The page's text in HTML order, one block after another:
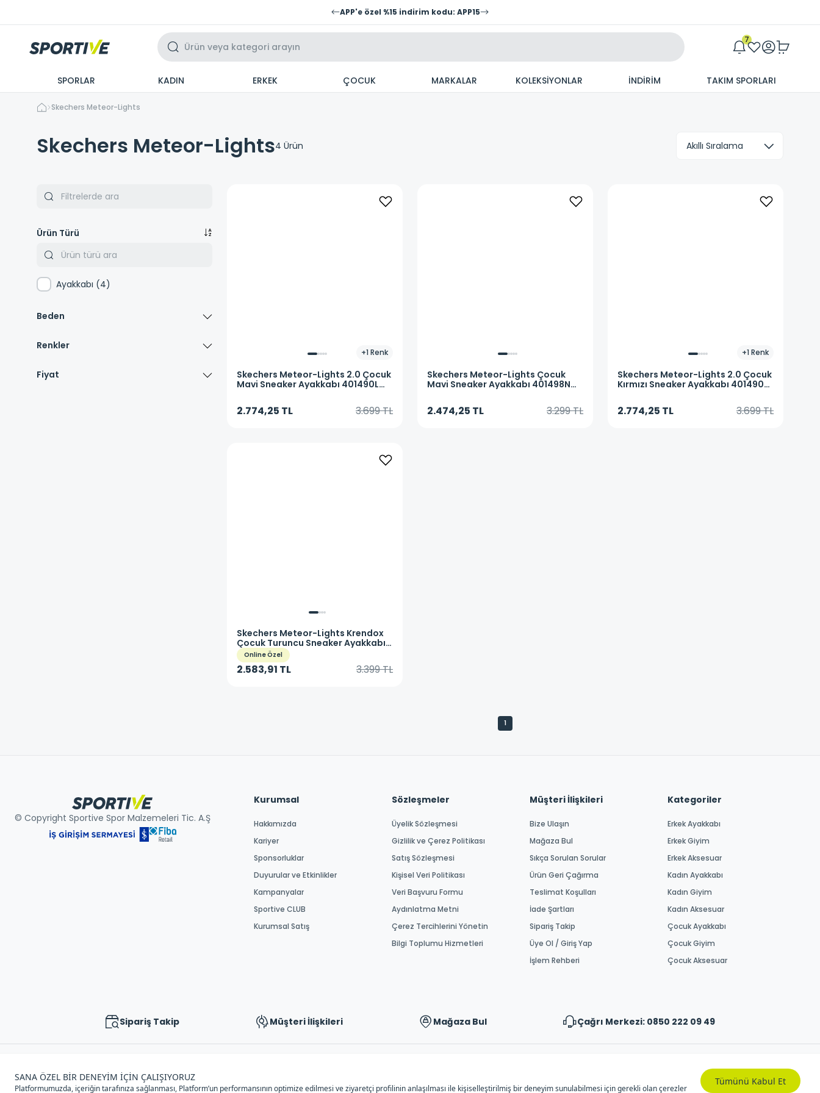
APP'e özel %15 indirim kodu: APP15
7
SPORLAR KADIN ERKEK ÇOCUK MARKALAR KOLEKSİYONLAR İNDİRİM TAKIM SPORLARI
Skechers Meteor-Lights
Skechers Meteor-Lights4 Ürün
Ürün Türü
Ayakkabı (4)
Beden
Renkler
Fiyat
+1 Renk
Skechers Meteor-Lights 2.0 Çocuk
Mavi Sneaker Ayakkabı 401490L
2.774,25 TL 3.699 TL
Skechers Meteor-Lights Çocuk
Mavi Sneaker Ayakkabı 401498N
2.474,25 TL 3.299 TL
+1 Renk
Skechers Meteor-Lights 2.0 Çocuk
Kırmızı Sneaker Ayakkabı 401490L
2.774,25 TL 3.699 TL
Skechers Meteor-Lights Krendox
Çocuk Turuncu Sneaker Ayakkabı
401495L NVOR
Online Özel
2.583,91 TL 3.399 TL
1
© Copyright Sportive Spor Malzemeleri Tic. A.Ş
Kurumsal
Hakkımızda
Kariyer
Sponsorluklar
Duyurular ve Etkinlikler
Kampanyalar
Sportive CLUB
Kurumsal Satış
Sözleşmeler
Üyelik Sözleşmesi
Gizlilik ve Çerez Politikası
Satış Sözleşmesi
Kişisel Veri Politikası
Veri Başvuru Formu
Aydınlatma Metni
Çerez Tercihlerini Yönetin
Bilgi Toplumu Hizmetleri
Müşteri İlişkileri
Bize Ulaşın
Mağaza Bul
Sıkça Sorulan Sorular
Ürün Geri Çağırma
Teslimat Koşulları
İade Şartları
Sipariş Takip
Üye Ol / Giriş Yap
İşlem Rehberi
Kategoriler
Erkek Ayakkabı
Erkek Giyim
Erkek Aksesuar
Kadın Ayakkabı
Kadın Giyim
Kadın Aksesuar
Çocuk Ayakkabı
Çocuk Giyim
Çocuk Aksesuar
Sipariş Takip Müşteri İlişkileri Mağaza Bul Çağrı Merkezi: 0850 222 09 49